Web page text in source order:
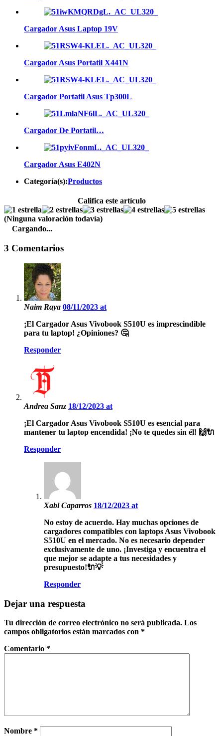
Cargador Asus Laptop 19V
Cargador Asus Portatil X441N
Cargador Portatil Asus Tp300L
Cargador De Portatil…
Cargador Asus E402N
Categoría(s):Productos
Califica este artículo
(Ninguna valoración todavía)
Cargando...
3 Comentarios
Naim Raya 08/11/2023 at
¡El Cargador Asus Vivobook S510U es imprescindible
para tu laptop! ¿Opiniones? 🤔
Responder
Andrea Sanz 18/12/2023 at
¡El Cargador Asus Vivobook S510U es esencial para
mantener tu laptop encendida! ¡No te quedes sin él! 🙌🔌
Responder
Xabi Caparros 18/12/2023 at
No estoy de acuerdo. Hay muchas opciones de
cargadores compatibles con laptops Asus Vivobook
S510U en el mercado. No es necesario depender
exclusivamente de uno. ¡Investiga y encuentra el
que mejor se adapte a tus necesidades y
presupuesto!🔌💡
Responder
Dejar una respuesta
Tu dirección de correo electrónico no será publicada. Los
campos obligatorios están marcados con *
Comentario *
Nombre *